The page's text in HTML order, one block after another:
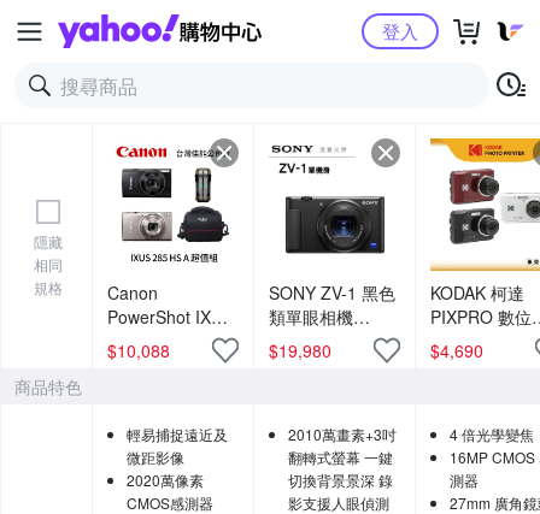
Yahoo購物中心登入
隱藏
相同
規格
Canon
PowerShot IXUS
285 HS A 超值組
(公司貨)
$10,088
SONY ZV-1 黑色
類單眼相機
VLOG 影音創作
直播 總代理公司
$19,980
KODAK 柯達
PIXPRO 數位
機 FZ45 4倍
變焦數位相機
$4,690
商品特色
輕易捕捉遠近及
微距影像
2020萬像素
CMOS感測器
2010萬畫素+3吋
翻轉式螢幕 一鍵
切換背景景深 錄
影支援人眼偵測
4 倍光學變焦
16MP CMOS
測器
27mm 廣角